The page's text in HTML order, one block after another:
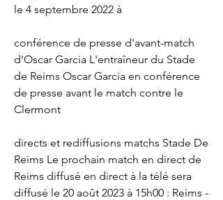
le 4 septembre 2022 à
conférence de presse d'avant-match
d'Oscar Garcia L'entraîneur du Stade
de Reims Oscar Garcia en conférence
de presse avant le match contre le
Clermont
directs et rediffusions matchs Stade De
Reims Le prochain match en direct de
Reims diffusé en direct à la télé sera
diffusé le 20 août 2023 à 15h00 : Reims -